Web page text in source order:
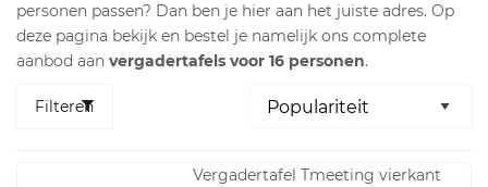
personen passen? Dan ben je hier aan het juiste adres. Op
deze pagina bekijk en bestel je namelijk ons complete
aanbod aan vergadertafels voor 16 personen.
Filteren
Vergadertafel Tmeeting vierkant